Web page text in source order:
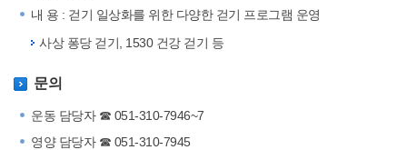
내 용 : 걷기 일상화를 위한 다양한 걷기 프로그램 운영
사상 퐁당 걷기, 1530 건강 걷기 등
문의
운동 담당자 ☎ 051-310-7946~7
영양 담당자 ☎ 051-310-7945